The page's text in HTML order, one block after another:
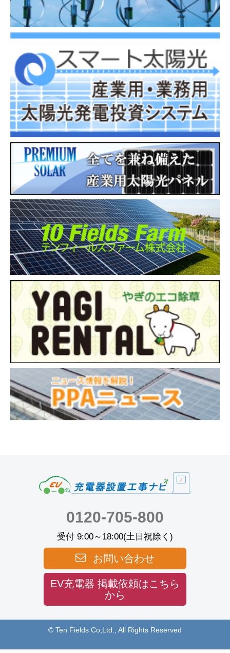
0120-705-800
受付 9:00～18:00(土日祝除く)
お問い合わせ
EV充電器 掲載依頼はこちら
から
© Ten Fields Co,Ltd., All Rights Reserved